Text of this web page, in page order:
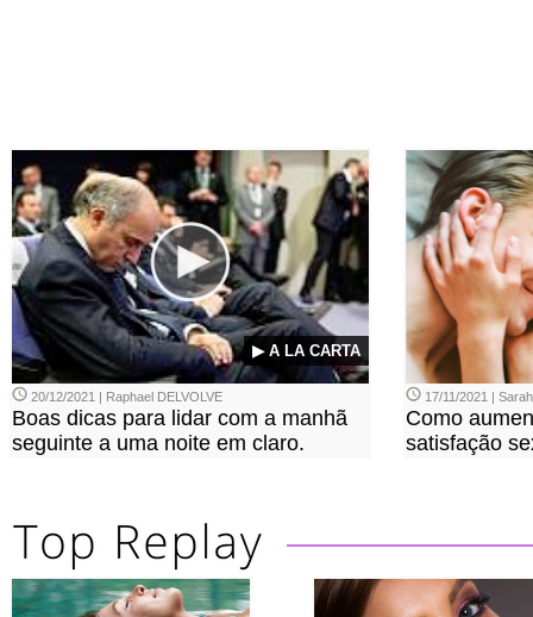
▶ A LA CARTA
20/12/2021 | Raphael DELVOLVE
Boas dicas para lidar com a manhã
seguinte a uma noite em claro.
17/11/2021 |
Como
satisfação